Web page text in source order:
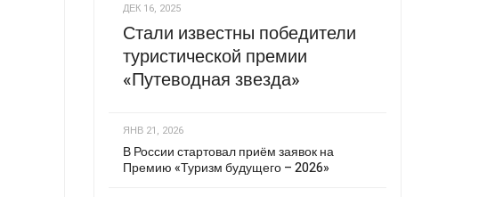
ДЕК 16, 2025
Стали известны победители
туристической премии
«Путеводная звезда»
ЯНВ 21, 2026
В России стартовал приём заявок на
Премию «Туризм будущего – 2026»